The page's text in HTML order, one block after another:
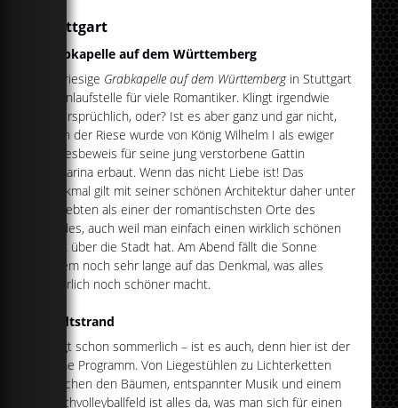
Stuttgart
Grabkapelle auf dem Württemberg
Die riesige Grabkapelle auf dem Württembergin Stuttgart
ist Anlaufstelle für viele Romantiker. Klingt irgendwie
widersprüchlich, oder? Ist es aber ganz und gar nicht,
denn der Riese wurde von König Wilhelm I als ewiger
Liebesbeweis für seine jung verstorbene Gattin
Katharina erbaut. Wenn das nicht Liebe ist! Das
Denkmal gilt mit seiner schönen Architektur daher unter
Verliebten als einer der romantischsten Orte des
Landes, auch weil man einfach einen wirklich schönen
Blick über die Stadt hat. Am Abend fällt die Sonne
zudem noch sehr lange auf das Denkmal, was alles
natürlich noch schöner macht.
Stadtstrand
Klingt schon sommerlich – ist es auch, denn hier ist der
Name Programm. Von Liegestühlen zu Lichterketten
zwischen den Bäumen, entspannter Musik und einem
Beachvolleyballfeld ist alles da, was man sich für einen